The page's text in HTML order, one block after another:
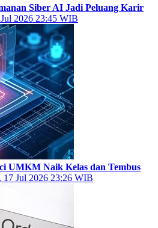
Siber AI Jadi Peluang Karir
2026 23:45 WIB
UMKM Naik Kelas dan Tembus
17 Jul 2026 23:26 WIB